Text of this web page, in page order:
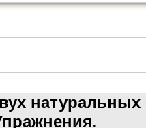
натуральных
.